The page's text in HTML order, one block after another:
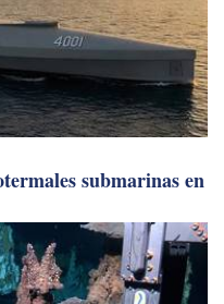
submarinas en